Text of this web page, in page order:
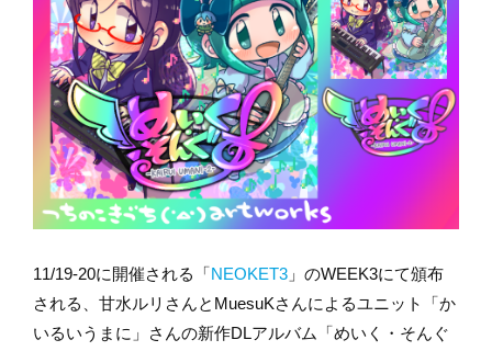
11/19-20に開催される「NEOKET3 」のWEEK3にて頒布
される、甘水ルリさんとMuesuKさんによるユニット「か
いるいうまに」さんの新作DLアルバム「めいく・そんぐ